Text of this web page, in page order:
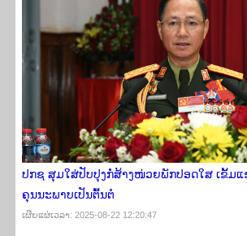
ປກຊ ສຸມໃສ່ປັບປຸງກໍ່ສ້າງໜ່ວຍພັກປອດໃສ ເຂັ້ມ
ຄຸນນະພາບເປັນຕົ້ນຕໍ
ເຜີຍ​ແຜ່​ເວ​ລາ: 2025-08-22 12:20:47